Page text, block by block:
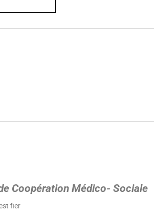
Coopération Médico- Sociale
fier